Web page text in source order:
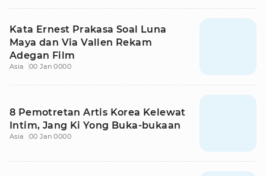
Kata Ernest Prakasa Soal Luna
Maya dan Via Vallen Rekam
Adegan Film
Asia 00 Jan 0000
8 Pemotretan Artis Korea Kelewat
Intim, Jang Ki Yong Buka-bukaan
Asia 00 Jan 0000